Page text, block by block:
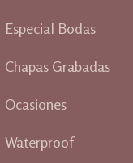
Especial Bodas
Chapas Grabadas
Ocasiones
Waterproof